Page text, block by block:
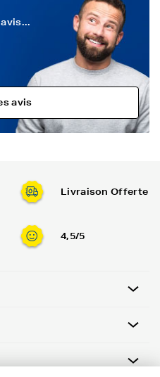
avis
Livraison Offerte
4,5/5